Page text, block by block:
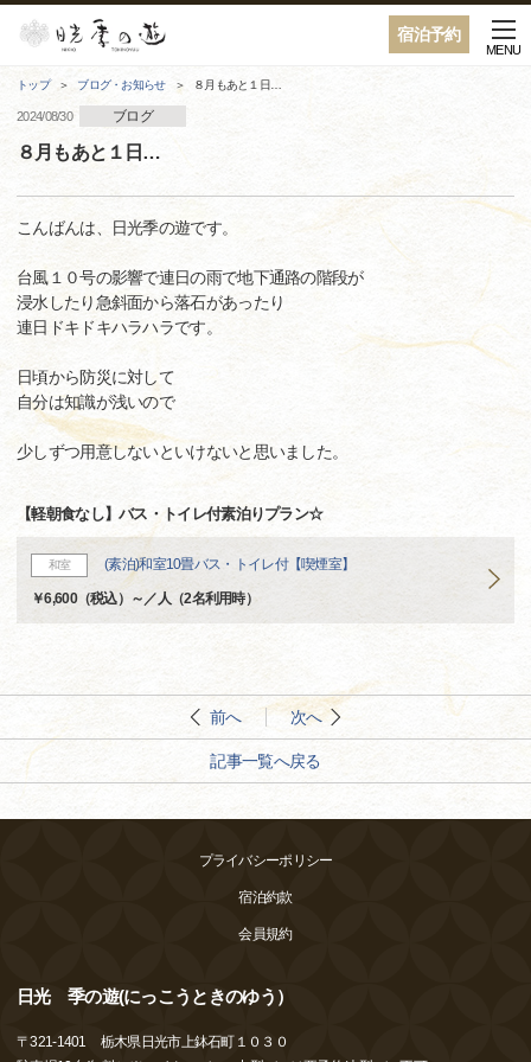
宿泊予約
MENU
トップ ブログ・お知らせ ８月もあと１日…
2024/08/30 ブログ
８月もあと１日…
こんばんは、日光季の遊です。
台風１０号の影響で連日の雨で地下通路の階段が
浸水したり急斜面から落石があったり
連日ドキドキハラハラです。
日頃から防災に対して
自分は知識が浅いので
少しずつ用意しないといけないと思いました。
【軽朝食なし】バス・トイレ付素泊りプラン☆
和室 (素泊)和室10畳バス・トイレ付【喫煙室】
￥6,600（税込）～／人（2名利用時）
前へ 次へ
記事一覧へ戻る
プライバシーポリシー
宿泊約款
会員規約
日光 季の遊(にっこうときのゆう）
〒321-1401
栃木県日光市上鉢石町１０３０